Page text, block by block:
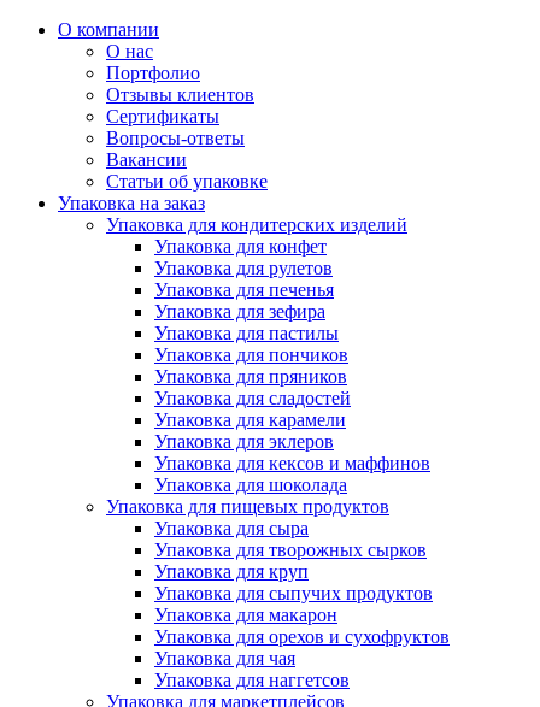
О компании
О нас
Портфолио
Отзывы клиентов
Сертификаты
Вопросы-ответы
Вакансии
Статьи об упаковке
Упаковка на заказ
Упаковка для кондитерских изделий
Упаковка для конфет
Упаковка для рулетов
Упаковка для печенья
Упаковка для зефира
Упаковка для пастилы
Упаковка для пончиков
Упаковка для пряников
Упаковка для сладостей
Упаковка для карамели
Упаковка для эклеров
Упаковка для кексов и маффинов
Упаковка для шоколада
Упаковка для пищевых продуктов
Упаковка для сыра
Упаковка для творожных сырков
Упаковка для круп
Упаковка для сыпучих продуктов
Упаковка для макарон
Упаковка для орехов и сухофруктов
Упаковка для чая
Упаковка для наггетсов
Упаковка для маркетплейсов